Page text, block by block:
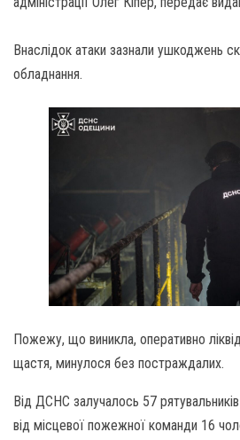
Внаслідок атаки зазнали ушкоджень
обладнання.
Пожежу, що виникла, оперативно
щастя, минулося без постраждалих.
Від ДСНС залучалось 57
від місцевої пожежної команди 16